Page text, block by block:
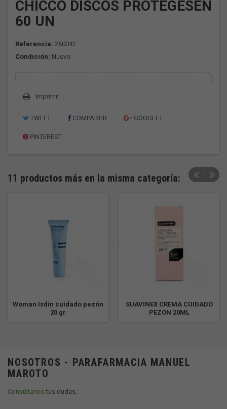
CHICCO DISCOS PROTEGESEN
60 UN
Referencia: 260042
Condición: Nuevo
Imprimir
TWEET COMPARTIR GOOGLE+
PINTEREST
11 productos más en la misma categoría:
Woman Isdin cuidado pezón
20 gr
SUAVINEX CREMA CUIDADO
PEZON 20ML
NOSOTROS - PARAFARMACIA MANUEL
MAROTO
Consúltanostus dudas.